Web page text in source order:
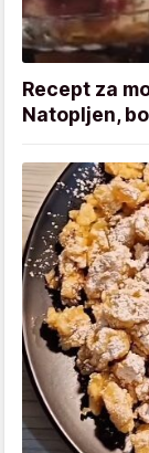
Recept za
Natopljen,